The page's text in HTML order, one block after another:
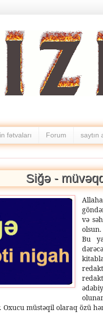
fətvaları Forum saytın
Siğə -
və
olsun.
Bu
müstəqil olaraq özü